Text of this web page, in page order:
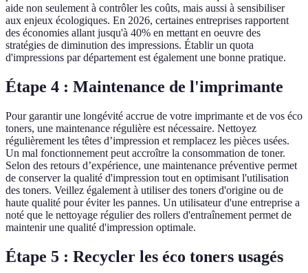
aide non seulement à contrôler les coûts, mais aussi à sensibiliser
aux enjeux écologiques. En 2026, certaines entreprises rapportent
des économies allant jusqu'à 40% en mettant en oeuvre des
stratégies de diminution des impressions. Établir un quota
d'impressions par département est également une bonne pratique.
Étape 4 : Maintenance de l'imprimante
Pour garantir une longévité accrue de votre imprimante et de vos éco
toners, une maintenance régulière est nécessaire. Nettoyez
régulièrement les têtes d’impression et remplacez les pièces usées.
Un mal fonctionnement peut accroître la consommation de toner.
Selon des retours d’expérience, une maintenance préventive permet
de conserver la qualité d'impression tout en optimisant l'utilisation
des toners. Veillez également à utiliser des toners d'origine ou de
haute qualité pour éviter les pannes. Un utilisateur d'une entreprise a
noté que le nettoyage régulier des rollers d'entraînement permet de
maintenir une qualité d'impression optimale.
Étape 5 : Recycler les éco toners usagés